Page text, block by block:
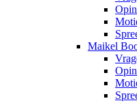
Maikel